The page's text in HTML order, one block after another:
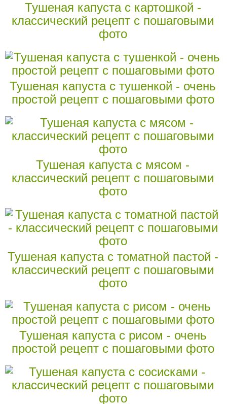
Тушеная капуста с картошкой -
классический рецепт с пошаговыми
фото
Тушеная капуста с тушенкой - очень
простой рецепт с пошаговыми фото
Тушеная капуста с мясом -
классический рецепт с пошаговыми
фото
Тушеная капуста с томатной пастой -
классический рецепт с пошаговыми
фото
Тушеная капуста с рисом - очень
простой рецепт с пошаговыми фото